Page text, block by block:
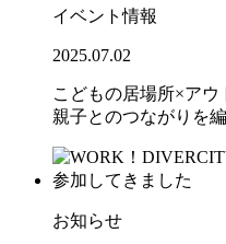
イベント情報
2025.07.02
こどもの居場所×ア
親子とのつながりを
お知らせ